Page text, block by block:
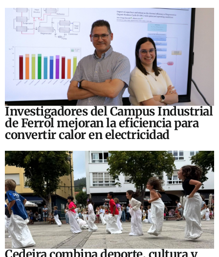
Investigadores del Campus Industrial
de Ferrol mejoran la eficiencia para
convertir calor en electricidad